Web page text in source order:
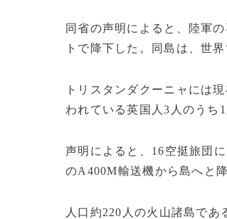
同省の声明によると、陸軍
トで降下した。同島は、世
トリスタンダクーニャには
われている英国人3人のうち1
声明によると、16空挺旅団
のA400M輸送機から島へと
人口約220人の火山諸島であ